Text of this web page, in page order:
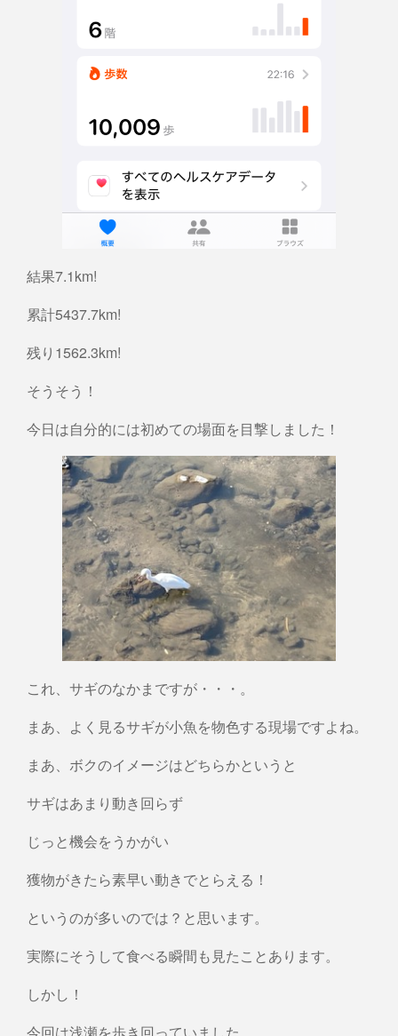
結果7.1km!
累計5437.7km!
残り1562.3km!
そうそう！
今日は自分的には初めての場面を目撃しました！
これ、サギのなかまですが・・・。
まあ、よく見るサギが小魚を物色する現場ですよね。
まあ、ボクのイメージはどちらかというと
サギはあまり動き回らず
じっと機会をうかがい
獲物がきたら素早い動きでとらえる！
というのが多いのでは？と思います。
実際にそうして食べる瞬間も見たことあります。
しかし！